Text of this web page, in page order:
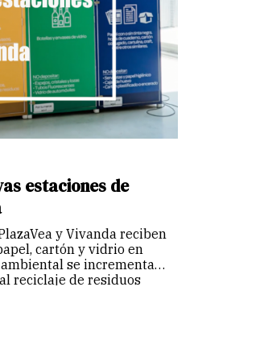
estaciones de
y Vivanda reciben
cartón y vidrio en
se incrementa
reciclaje de residuos